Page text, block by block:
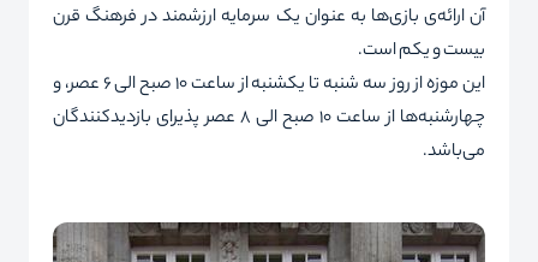
آن ارائه‌ی بازی‌ها به عنوان یک سرمایه ارزشمند در فرهنگ قرن
بیست و یکم است.
این موزه از روز سه شنبه تا یکشنبه از ساعت 10 صبح الی 6 عصر، و
چهارشنبه‌ها از ساعت 10 صبح الی 8 عصر پذیرای بازدیدکنندگان
می‌باشد.